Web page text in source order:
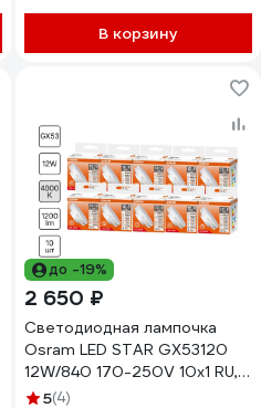
В корзину
до -19%
2 650 ₽
Светодиодная лампочка
Osram LED STAR GX53120
12W/840 170-250V 10x1 RU,
10 лампочек в групповой
5(4)